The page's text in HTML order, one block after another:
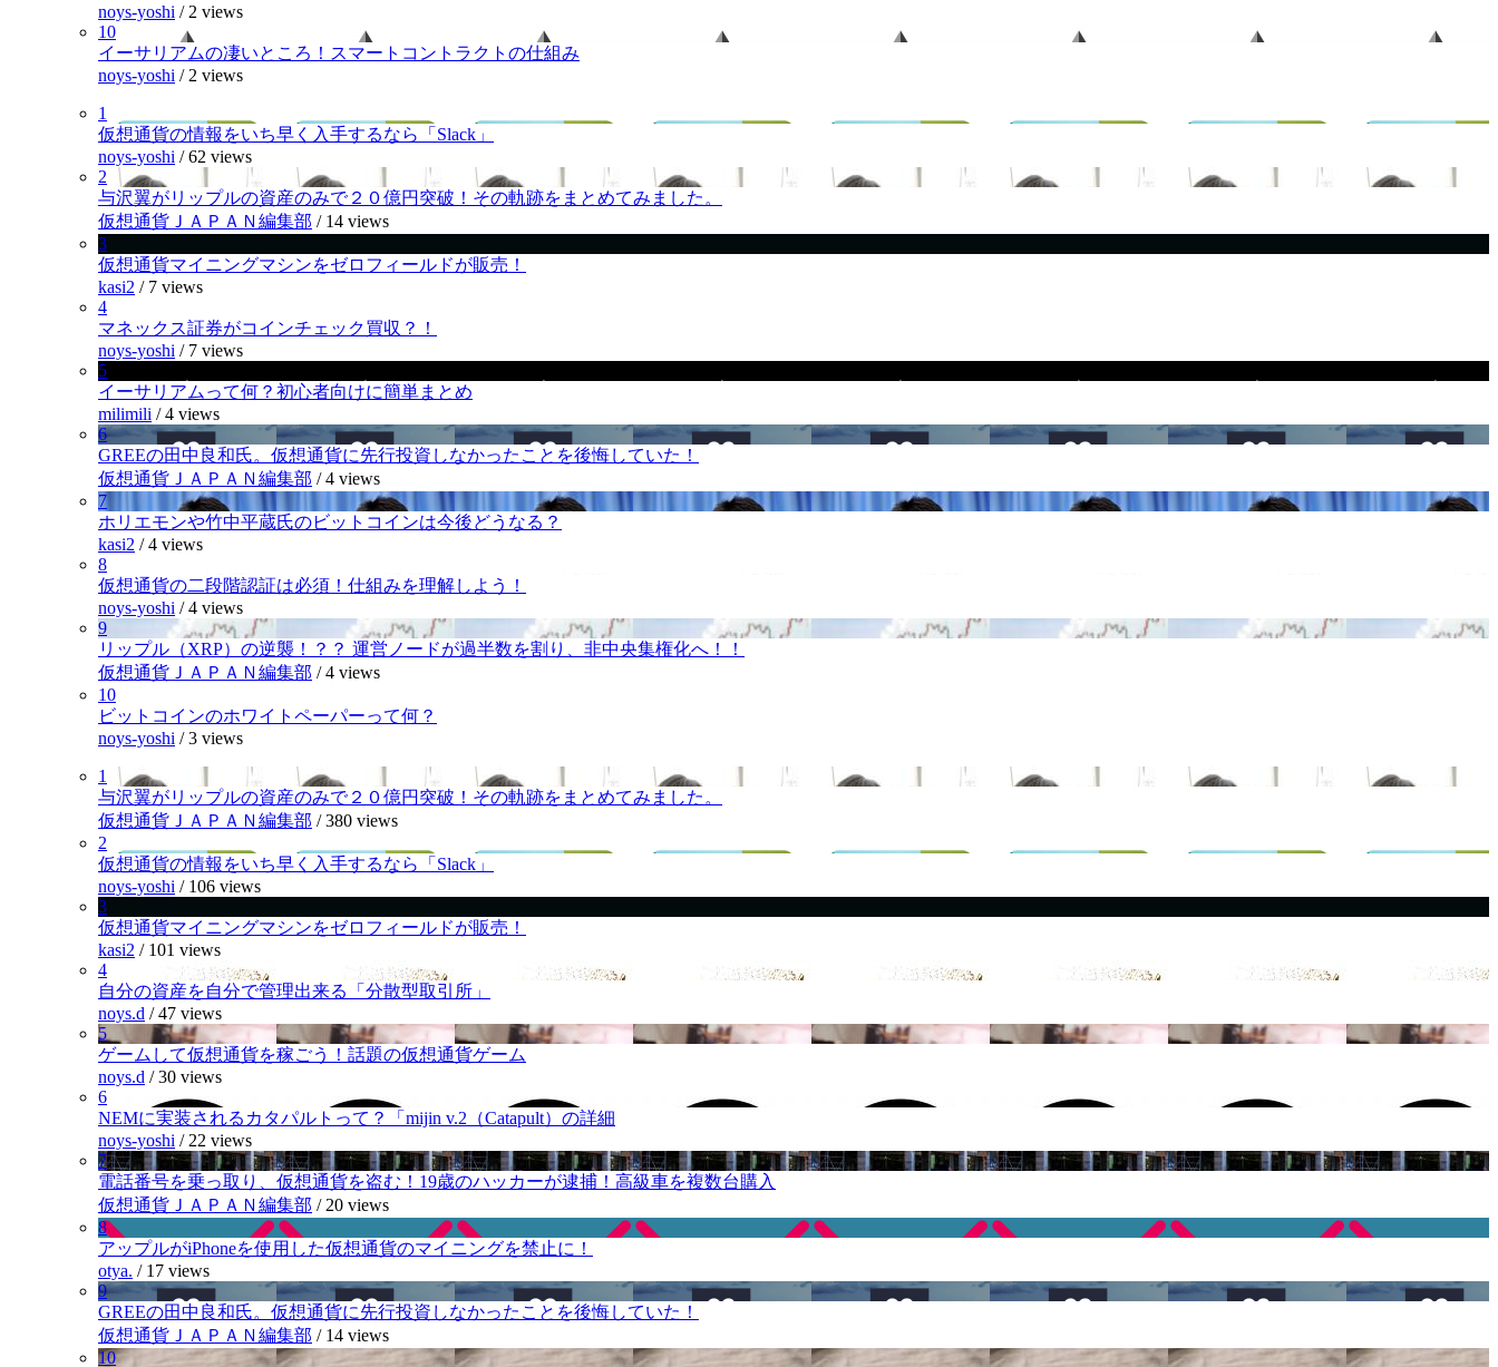
noys-yoshi / 2 views
10
イーサリアムの凄いところ！スマートコントラクトの仕組み
noys-yoshi / 2 views
1
仮想通貨の情報をいち早く入手するなら「Slack」
noys-yoshi /62 views
2
与沢翼がリップルの資産のみで２０億円突破！その軌跡をまとめてみました。
仮想通貨ＪＡＰＡＮ編集部 / 14 views
3
仮想通貨マイニングマシンをゼロフィールドが販売！
kasi2 / 7 views
4
マネックス証券がコインチェック買収？！
noys-yoshi / 7 views
5
イーサリアムって何？初心者向けに簡単まとめ
milimili /4 views
6
GREEの田中良和氏。仮想通貨に先行投資しなかったことを後悔していた！
仮想通貨ＪＡＰＡＮ編集部 /4 views
7
ホリエモンや竹中平蔵氏のビットコインは今後どうなる？
kasi2 /4 views
8
仮想通貨の二段階認証は必須！仕組みを理解しよう！
noys-yoshi /4 views
9
リップル（XRP）の逆襲！？？ 運営ノードが過半数を割り、非中央集権化へ！！
仮想通貨ＪＡＰＡＮ編集部 /4 views
10
ビットコインのホワイトペーパーって何？
noys-yoshi /3 views
1
与沢翼がリップルの資産のみで２０億円突破！その軌跡をまとめてみました。
仮想通貨ＪＡＰＡＮ編集部 /380 views
2
仮想通貨の情報をいち早く入手するなら「Slack」
noys-yoshi / 106 views
3
仮想通貨マイニングマシンをゼロフィールドが販売！
kasi2 / 101 views
4
自分の資産を自分で管理出来る「分散型取引所」
noys.d /47 views
5
ゲームして仮想通貨を稼ごう！話題の仮想通貨ゲーム
noys.d /30 views
6
NEMに実装されるカタパルトって？「mijin v.2（Catapult）の詳細
noys-yoshi / 22 views
7
電話番号を乗っ取り、仮想通貨を盗む！19歳のハッカーが逮捕！高級車を複数台購入
仮想通貨ＪＡＰＡＮ編集部 / 20 views
8
アップルがiPhoneを使用した仮想通貨のマイニングを禁止に！
otya. / 17 views
9
GREEの田中良和氏。仮想通貨に先行投資しなかったことを後悔していた！
仮想通貨ＪＡＰＡＮ編集部 / 14 views
10